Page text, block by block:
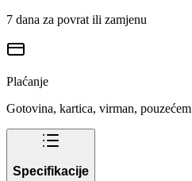
7 dana za povrat ili zamjenu
Plaćanje
Gotovina, kartica, virman, pouzećem
Specifikacije